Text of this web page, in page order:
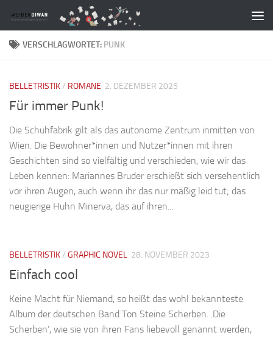
Zum Inhalt springen
VERSCHLAGWORTET: PUNK
BELLETRISTIK/ ROMANE 2. DEZEMBER 2025
Für immer Punk!
Die Schuhfabrik gilt als das autonome Zentrum inmitten von
Wien. Die Bewohner*innen und Nutzer*innen mit ihren
Geschichten sind so vielfältig und verschieden, wie wir das
Leben kennen: Mariannes Bruder erschießt sich versehentlich
vor ihren Augen, auch wenn ihr das nur mäßig leid tut; das
neugierige Huhn Minerva, das auf ihren...
BELLETRISTIK/ GRAPHIC NOVEL 28. NOVEMBER 2023
Einfach cool
Keine Macht für Niemand, so heißt das wohl bekannteste
Album der deutschen Band Ton Steine Scherben. ‚Die
Scherben’, wie sie von ihren Fans liebevoll genannt werden,